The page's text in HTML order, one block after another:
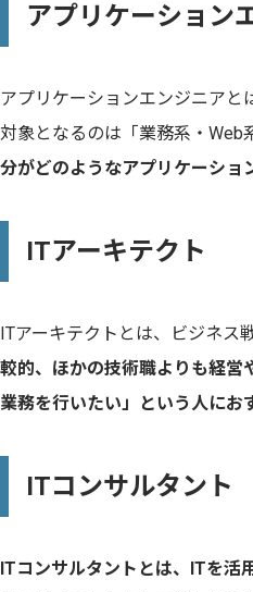
アプリケーション
アプリケーションエンジニアと
対象となるのは「業務系・
分がどのようなアプリケーショ
ITアーキテクト
ITアーキテクトとは、ビジネス
較的、ほかの技術職よりも経営
業務を行いたい」という人にお
ITコンサルタント
ITコンサルタントとは、ITを活